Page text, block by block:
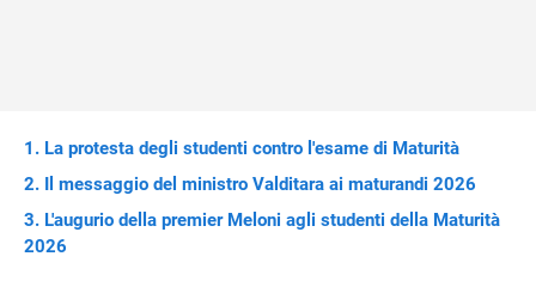
La protesta degli studenti contro l'esame di Maturità
Il messaggio del ministro Valditara ai maturandi 2026
L'augurio della premier Meloni agli studenti della Maturità
2026